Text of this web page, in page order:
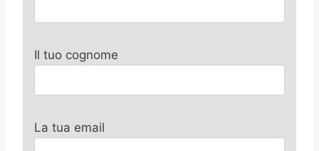
Il tuo cognome
La tua email